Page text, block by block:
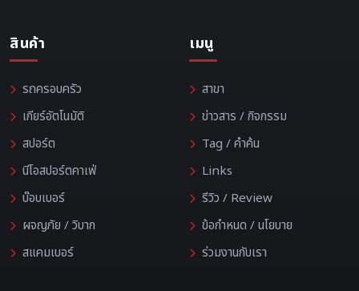
สินค้า
รถครอบครัว
เกียร์อัตโนมัติ
สปอร์ต
นีโอสปอร์ตคาเฟ่
บ๊อบเบอร์
ผจญภัย / วิบาก
สแคมเบอร์
เมนู
สาขา
ข่าวสาร / กิจกรรม
Tag / คำค้น
Links
รีวิว / Review
ข้อกำหนด / นโยบาย
ร่วมงานกับเรา